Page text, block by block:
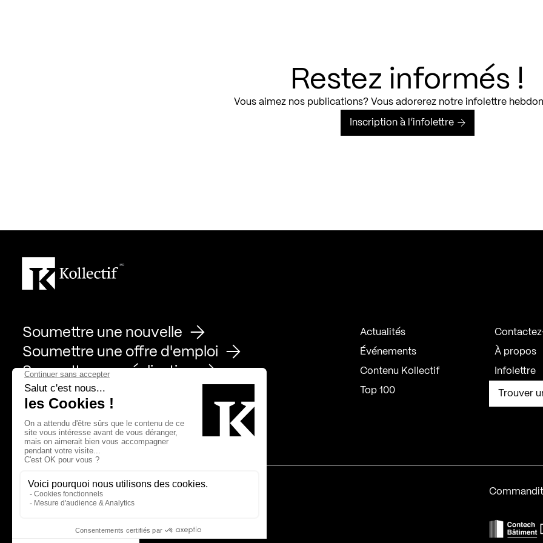
Restez informés !
Vous aimez nos publications? Vous adorerez notre infolettre
Inscription à l’infolettre
Soumettre une nouvelle
Soumettre une offre d'emploi
Soumettre une réalisation
Actualités
Événements
Contenu Kollectif
Top 100
À propos
Infolettre
Trouver
Page Facebook de Kollectif
Page Instagram de Kollectif
Page Linkedin de Kollectif
Partenaires